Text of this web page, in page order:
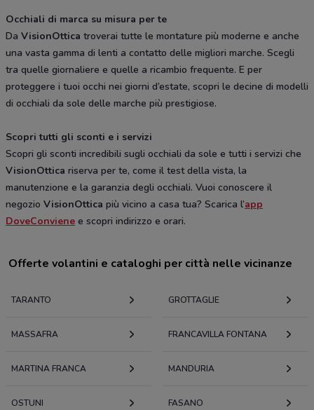
Occhiali di marca su misura per te
Da VisionOttica troverai tutte le montature più moderne e anche
una vasta gamma di lenti a contatto delle migliori marche. Scegli
tra quelle giornaliere e quelle a ricambio frequente. E per
proteggere i tuoi occhi nei giorni d’estate, scopri le decine di modelli
di occhiali da sole delle marche più prestigiose.
Scopri tutti gli sconti e i servizi
Scopri gli sconti incredibili sugli occhiali da sole e tutti i servizi che
VisionOttica riserva per te, come il test della vista, la
manutenzione e la garanzia degli occhiali. Vuoi conoscere il
negozio VisionOttica più vicino a casa tua? Scarica l’app
DoveConviene e scopri indirizzo e orari.
Offerte volantini e cataloghi per città nelle vicinanze
TARANTO GROTTAGLIE
MASSAFRA FRANCAVILLA FONTANA
MARTINA FRANCA MANDURIA
OSTUNI FASANO